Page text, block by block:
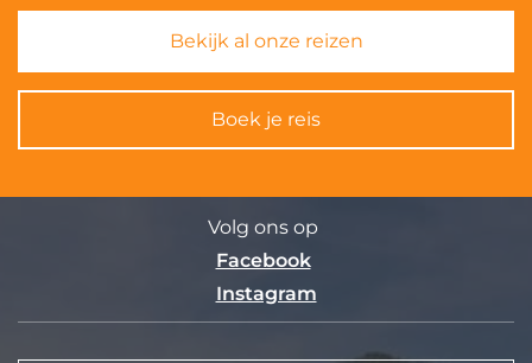
Bekijk al onze reizen
Boek je reis
Volg ons op
Facebook
Instagram